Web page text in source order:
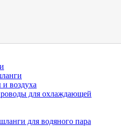
воздуха
для охлаждающей
для водяного пара